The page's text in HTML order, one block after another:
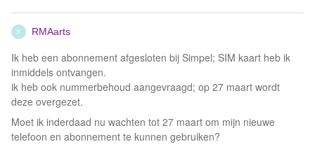
R RMAarts
Ik heb een abonnement afgesloten bij Simpel; SIM kaart heb ik
inmiddels ontvangen.
ik heb ook nummerbehoud aangevraagd; op 27 maart wordt
deze overgezet.
Moet ik inderdaad nu wachten tot 27 maart om mijn nieuwe
telefoon en abonnement te kunnen gebruiken?